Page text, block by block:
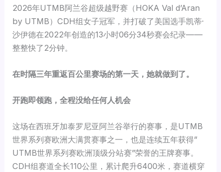
2026年UTMB阿兰谷超级越野赛（HOKA Val d’Aran
by UTMB）CDH组女子冠军，并打破了美国选手凯蒂·
沙伊德在2022年创造的13小时06分34秒赛会纪录——
整整快了2分钟。
在时隔三年重返百公里赛场的第一天，她就做到了。
开跑即领跑，全程没给任何人机会
这场在西班牙加泰罗尼亚阿兰谷举行的赛事，是UTMB
世界系列赛欧洲大满贯赛事之一，也是连续五年获得”
UTMB世界系列赛欧洲顶级分站赛”荣誉的王牌赛事。
CDH组赛道全长110公里，累计爬升6400米，赛道横穿